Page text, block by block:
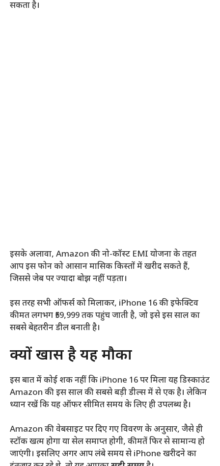
सकता है।
इसके अलावा, Amazon की नो-कॉस्ट EMI योजना के तहत
आप इस फोन को आसान मासिक किस्तों में खरीद सकते हैं,
जिससे जेब पर ज्यादा बोझ नहीं पड़ता।
इस तरह सभी ऑफर्स को मिलाकर, iPhone 16 की इफेक्टिव
कीमत लगभग ₹59,999 तक पहुंच जाती है, जो इसे इस साल का
सबसे बेहतरीन डील बनाती है।
क्यों खास है यह मौका
इस बात में कोई शक नहीं कि iPhone 16 पर मिला यह डिस्काउंट
Amazon की इस साल की सबसे बड़ी डील्स में से एक है। लेकिन
ध्यान रखें कि यह ऑफर सीमित समय के लिए ही उपलब्ध है।
Amazon की वेबसाइट पर दिए गए विवरण के अनुसार, जैसे ही
स्टॉक खत्म होगा या सेल समाप्त होगी, कीमतें फिर से सामान्य हो
जाएंगी। इसलिए अगर आप लंबे समय से iPhone खरीदने का